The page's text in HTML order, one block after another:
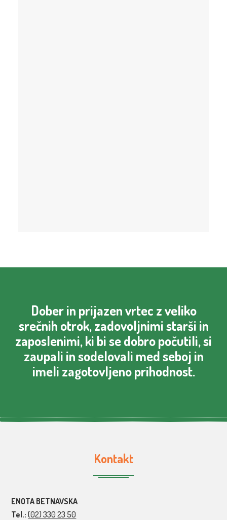
Dober in prijazen vrtec z veliko
srečnih otrok, zadovoljnimi starši in
zaposlenimi, ki bi se dobro počutili, si
zaupali in sodelovali med seboj in
imeli zagotovljeno prihodnost.
Kontakt
ENOTA BETNAVSKA
Tel.: (02) 330 23 50